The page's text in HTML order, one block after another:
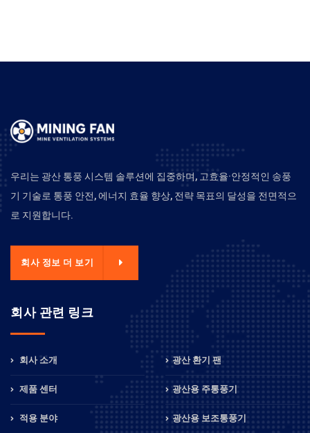
우리는 광산 통풍 시스템 솔루션에 집중하며, 고효율·안정적인 송풍
기 기술로 통풍 안전, 에너지 효율 향상, 전략 목표의 달성을 전면적으
로 지원합니다.
회사 정보 더 보기
회사 관련 링크
회사 소개
제품 센터
적용 분야
광산 환기 팬
광산용 주통풍기
광산용 보조통풍기